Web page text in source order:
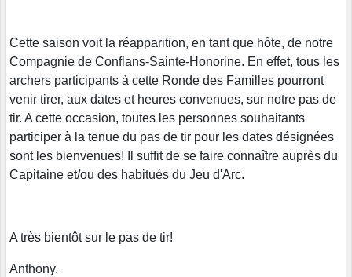
Cette saison voit la réapparition, en tant que hôte, de notre
Compagnie de Conflans-Sainte-Honorine. En effet, tous les
archers participants à cette Ronde des Familles pourront
venir tirer, aux dates et heures convenues, sur notre pas de
tir. A cette occasion, toutes les personnes souhaitants
participer à la tenue du pas de tir pour les dates désignées
sont les bienvenues! Il suffit de se faire connaître auprès du
Capitaine et/ou des habitués du Jeu d'Arc.
A très bientôt sur le pas de tir!
Anthony.